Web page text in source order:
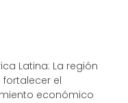
Latina: La región
fortalecer el
económico